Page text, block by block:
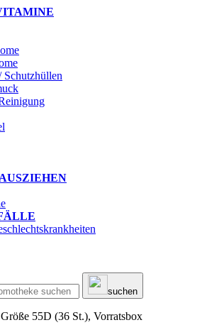
suchen
55D (36 St.), Vorratsbox